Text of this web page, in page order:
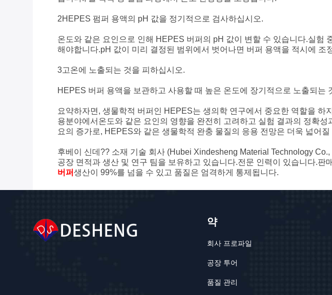
2HEPES 펌퍼 용액의 pH 값을 정기적으로 검사하십시오.
온도와 같은 요인으로 인해 HEPES 버퍼의 pH 값이 변할 수 있습니다.실험
해야합니다.pH 값이 미리 결정된 범위에서 벗어나면 버퍼 용액을 적시에 조
3고온에 노출되는 것을 피하십시오.
HEPES 버퍼 용액을 보관하고 사용할 때 높은 온도에 장기적으로 노출되
요약하자면, 생물학적 버퍼인 HEPES는 생의학 연구에서 중요한 역할을
용분야에서온도와 같은 요인의 영향을 완전히 고려하고 실험 결과의 정확
요의 증가로, HEPES와 같은 생물학적 완충 물질의 응용 전망은 더욱 넓어질
후베이 신데?? 소재 기술 회사 (Hubei Xindesheng Material Technology
공장 면적과 생산 및 연구 팀을 보유하고 있습니다.전문 인력이 있습니다.판
버퍼생산이 99%를 넘을 수 있고 품질은 엄격하게 통제됩니다.
약
회사 프로파일
공장 투어
품질 관리